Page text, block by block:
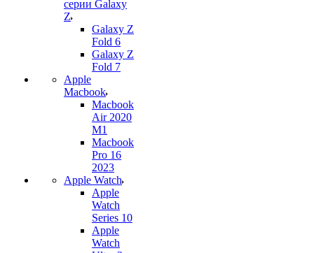
серии Galaxy
Z
Galaxy Z
Fold 6
Galaxy Z
Fold 7
Apple
Macbook
Macbook
Air 2020
M1
Macbook
Pro 16
2023
Apple Watch
Apple
Watch
Series 10
Apple
Watch